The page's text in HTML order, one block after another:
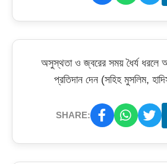
অসুস্থতা ও জ্বরের সময় ধৈর্য ধরলে
প্রতিদান দেন (সহিহ মুসলিম,
SHARE: